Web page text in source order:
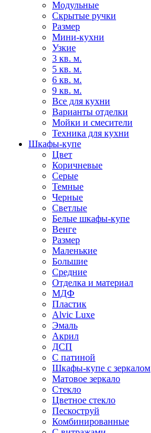
Модульные
Скрытые ручки
Размер
Мини-кухни
Узкие
3 кв. м.
5 кв. м.
6 кв. м.
9 кв. м.
Все для кухни
Варианты отделки
Мойки и смесители
Техника для кухни
Шкафы-купе
Цвет
Коричневые
Серые
Темные
Черные
Светлые
Белые шкафы-купе
Венге
Размер
Маленькие
Большие
Средние
Отделка и материал
МДФ
Пластик
Alvic Luxe
Эмаль
Акрил
ДСП
С патиной
Шкафы-купе с зеркалом
Матовое зеркало
Стекло
Цветное стекло
Пескоструй
Комбинированные